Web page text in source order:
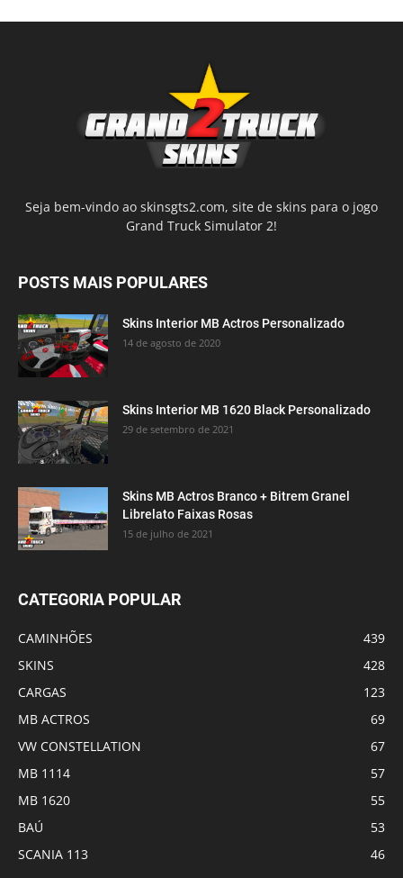
Seja bem-vindo ao skinsgts2.com, site de skins para o jogo
Grand Truck Simulator 2!
POSTS MAIS POPULARES
Skins Interior MB Actros Personalizado
14 de agosto de 2020
Skins Interior MB 1620 Black Personalizado
29 de setembro de 2021
Skins MB Actros Branco + Bitrem Granel
Librelato Faixas Rosas
15 de julho de 2021
CATEGORIA POPULAR
CAMINHÕES
439
SKINS
428
CARGAS
123
MB ACTROS
69
VW CONSTELLATION
67
MB 1114
57
MB 1620
55
BAÚ
53
SCANIA 113
46